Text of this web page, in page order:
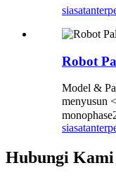
siasatan
Robot
Model &
menyusun
siasatan
Hubungi Kami